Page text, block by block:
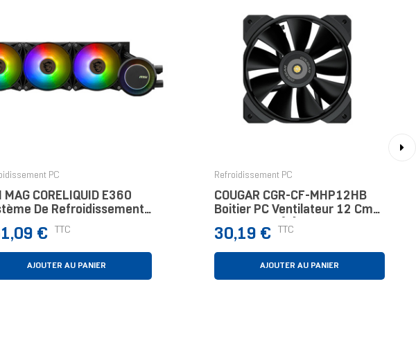
PC
MAG CORELIQUID E360
De Refroidissement
Carte-Mère,
Kit Watercooling
Noir
€ TTC
AJOUTER AU PANIER
Refroidissement PC
COUGAR CGR-CF-MHP12HB
Boitier PC Ventilateur 12 Cm
Noir 1 Pièce(s)
Prix
30,19 € TTC
AJOUTER AU PANIER